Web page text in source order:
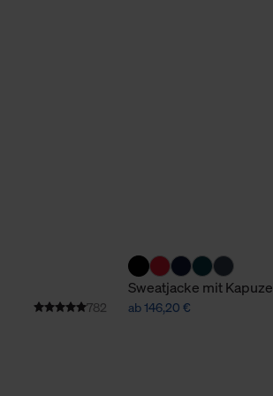
782
Sweatjacke mit Kapuze
ab 146,20 €